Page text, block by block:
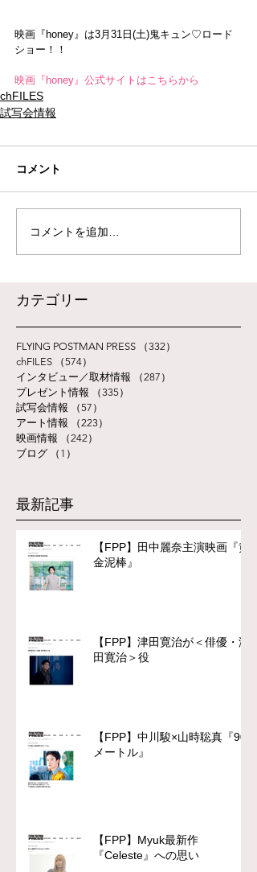
映画『honey』は3月31日(土)鬼キュン♡ロード
ショー！！
映画『honey』公式サイトはこちらから
chFILES
試写会情報
コメント
コメントを追加…
​カテゴリー
FLYING POSTMAN PRESS （332）
chFILES
（574）
インタビュー／取材情報
（287）
プレゼント情報
（335）
試写会情報
（57）
アート情報
（223）
映画情報
（242）
ブログ
（1）
最新記事
【FPP】田中麗奈主演映画『黄
金泥棒』
【FPP】津田寛治が＜俳優・津
田寛治＞役
【FPP】中川駿×山時聡真『90
メートル』
【FPP】Myuk最新作
『Celeste』への思い